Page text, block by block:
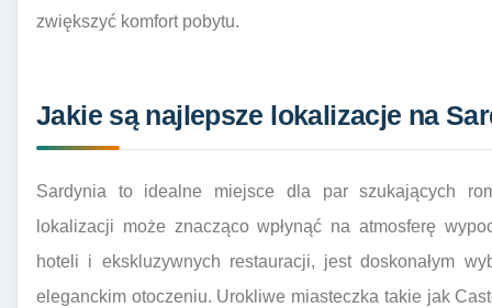
zwiększyć komfort pobytu.
Jakie są najlepsze lokalizacje na
Sardynia to idealne miejsce dla par szukających
lokalizacji może znacząco wpłynąć na atmosferę
hoteli i ekskluzywnych restauracji, jest doskonałym
eleganckim otoczeniu. Urokliwe miasteczka takie jak